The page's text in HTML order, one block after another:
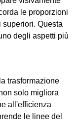
le proporzioni
Questa
degli aspetti più
trasformazione
solo migliora
all'efficienza
le linee del